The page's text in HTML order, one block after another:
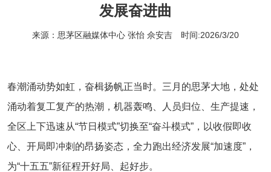
发展奋进曲
来源：思茅区融媒体中心 张怡 佘安吉 时间:2026/3/20
春潮涌动势如虹，奋楫扬帆正当时。三月的思茅大地，处处
涌动着复工复产的热潮，机器轰鸣、人员归位、生产提速，
全区上下迅速从“节日模式”切换至“奋斗模式”，以收假即收
心、开局即冲刺的昂扬姿态，全力跑出经济发展“加速度”，
为“十五五”新征程开好局、起好步。